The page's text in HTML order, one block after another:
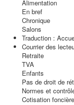
Alimentation
En bref
Chronique
Salons
Traduction :
Courrier des
Retraite
TVA
Enfants
Pas de droit de
Normes et
Cotisation